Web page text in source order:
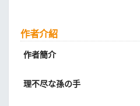
作者介紹
作者簡介
理不尽な孫の手